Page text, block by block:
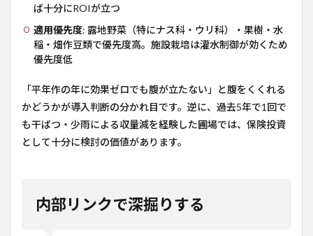
ば十分にROIが立つ
適用優先度: 露地野菜（特にナス科・ウリ科）・果樹・水
稲・畑作豆類で優先度高。施設栽培は灌水制御が効くため
優先度低
「平年作の年に効果ゼロでも腹が立たない」と腹をくくれる
かどうかが導入判断の分かれ目です。逆に、過去5年で1回で
も干ばつ・少雨による収量減を経験した圃場では、保険投資
として十分に検討の価値があります。
内部リンクで深掘りする